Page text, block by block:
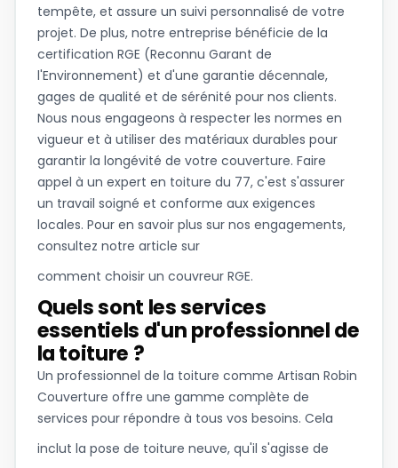
tempête, et assure un suivi personnalisé de votre
projet. De plus, notre entreprise bénéficie de la
certification RGE (Reconnu Garant de
l'Environnement) et d'une garantie décennale,
gages de qualité et de sérénité pour nos clients.
Nous nous engageons à respecter les normes en
vigueur et à utiliser des matériaux durables pour
garantir la longévité de votre couverture. Faire
appel à un expert en toiture du 77, c'est s'assurer
un travail soigné et conforme aux exigences
locales. Pour en savoir plus sur nos engagements,
consultez notre article sur
comment choisir un couvreur RGE.
Quels sont les services
essentiels d'un professionnel de
la toiture ?
Un professionnel de la toiture comme Artisan Robin
Couverture offre une gamme complète de
services pour répondre à tous vos besoins. Cela
inclut la pose de toiture neuve, qu'il s'agisse de